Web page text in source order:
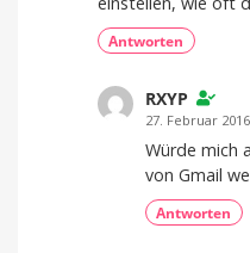
Antworten
RXYP
27. Februar
Würde mich
von Gmail
Antworten